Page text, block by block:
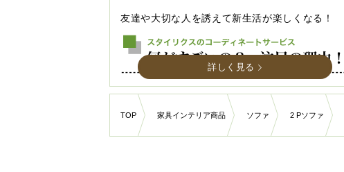
友達や大切な人を誘えて新生活が楽しくなる！
詳しく見る
TOP 家具インテリア商品 ソファ 2 Pソファ